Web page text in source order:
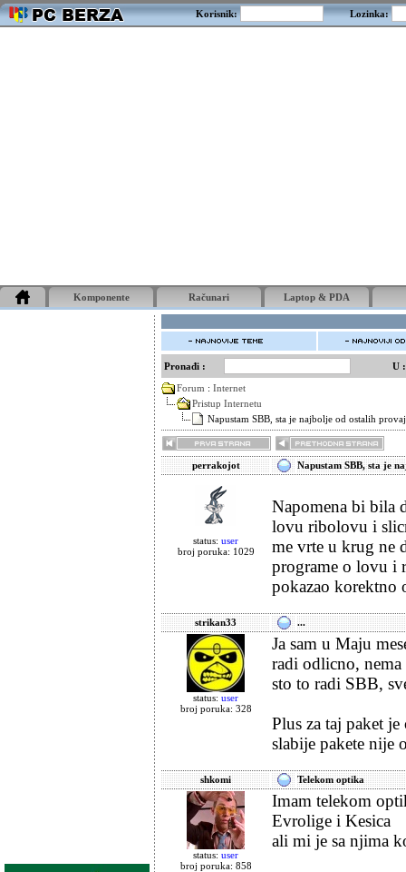
Korisnik: Lozinka:
Komponente Računari Laptop & PDA
Pronađi :
U :
Forum : Internet
Pristup Internetu
Napustam SBB, sta je najbolje od ostalih
perrakojot Napustam SBB, sta je
status: user
broj poruka: 1029
Napomena bi bila
lovu ribolovu i
me vrte u krug ne
programe o lovu i
pokazao korektno
strikan33 ...
status: user
broj poruka: 328
Ja sam u Maju
radi odlicno, nema
sto to radi SBB,
Plus za taj paket
slabije pakete nije
shkomi Telekom optika
status: user
broj poruka: 858
Imam telekom
Evrolige i Kesica
ali mi je sa njima